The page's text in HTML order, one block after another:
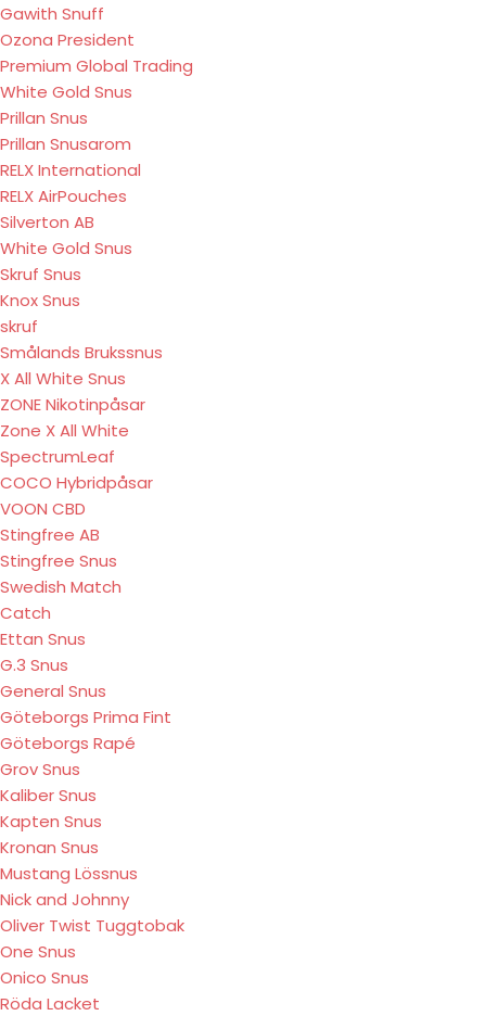
Gawith Snuff
Ozona President
Premium Global Trading
White Gold Snus
Prillan Snus
Prillan Snusarom
RELX International
RELX AirPouches
Silverton AB
White Gold Snus
Skruf Snus
Knox Snus
skruf
Smålands Brukssnus
X All White Snus
ZONE Nikotinpåsar
Zone X All White
SpectrumLeaf
COCO Hybridpåsar
VOON CBD
Stingfree AB
Stingfree Snus
Swedish Match
Catch
Ettan Snus
G.3 Snus
General Snus
Göteborgs Prima Fint
Göteborgs Rapé
Grov Snus
Kaliber Snus
Kapten Snus
Kronan Snus
Mustang Lössnus
Nick and Johnny
Oliver Twist Tuggtobak
One Snus
Onico Snus
Röda Lacket